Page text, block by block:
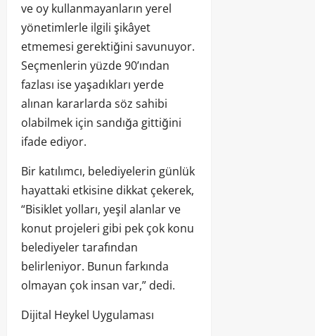
ve oy kullanmayanların yerel
yönetimlerle ilgili şikâyet
etmemesi gerektiğini savunuyor.
Seçmenlerin yüzde 90’ından
fazlası ise yaşadıkları yerde
alınan kararlarda söz sahibi
olabilmek için sandığa gittiğini
ifade ediyor.
Bir katılımcı, belediyelerin günlük
hayattaki etkisine dikkat çekerek,
“Bisiklet yolları, yeşil alanlar ve
konut projeleri gibi pek çok konu
belediyeler tarafından
belirleniyor. Bunun farkında
olmayan çok insan var,” dedi.
Dijital Heykel Uygulaması